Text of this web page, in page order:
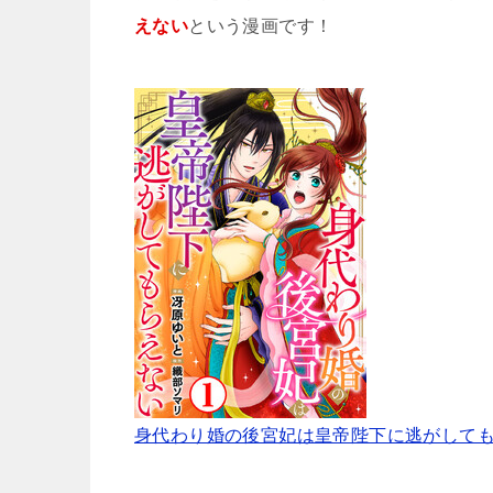
えないという漫画です！
身代わり婚の後宮妃は皇帝陛下に逃がして